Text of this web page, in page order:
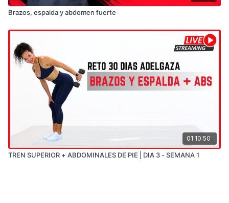
Brazos, espalda y abdomen fuerte
01:10:50
TREN SUPERIOR + ABDOMINALES DE PIE | DIA 3 - SEMANA 1